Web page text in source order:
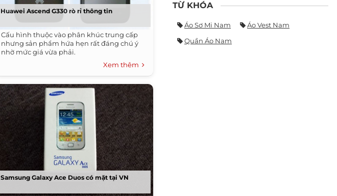
Huawei Ascend G330 rò rỉ thông tin
Cấu hình thuộc vào phân khúc trung cấp
nhưng sản phẩm hứa hẹn rất đáng chú ý
nhờ mức giá vừa phải.
Xem thêm
Samsung Galaxy Ace Duos có mặt tại VN
TỪ KHÓA
Áo Sơ Mi Nam
Áo Vest Nam
Quần Áo Nam